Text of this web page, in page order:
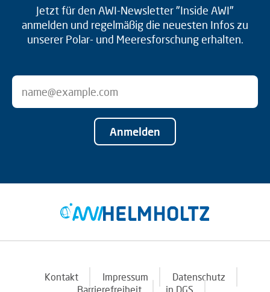
Jetzt für den AWI-Newsletter "Inside AWI"
anmelden und regelmäßig die neuesten Infos zu
unserer Polar- und Meeresforschung erhalten.
Anmelden
Kontakt Impressum
Datenschutz
Barrierefreiheit
in DGS